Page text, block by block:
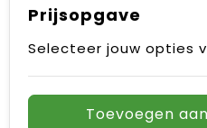
Prijsopgave
Selecteer jouw opties
Toevoegen